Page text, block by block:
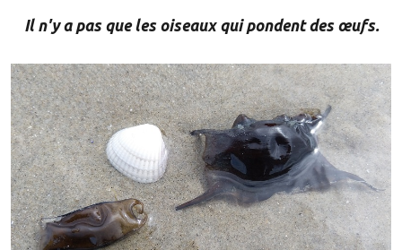
Il n'y a pas que les oiseaux qui pondent des œufs.